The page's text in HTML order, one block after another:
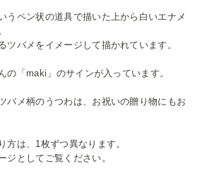
うペン状の道具で描いた上から白いエナメ
ツバメをイメージして描かれています。
の「maki」のサインが入っています。
バメ柄のうつわは、お祝いの贈り物にもお
方は、1枚ずつ異なります。
ジとしてご覧ください。